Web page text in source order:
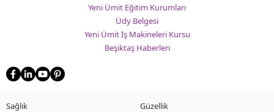
Yeni Ümit Eğitim Kurumları
Üdy Belgesi
Yeni Ümit İş Makineleri Kursu
Beşiktaş Haberleri
Sağlık Güzellik